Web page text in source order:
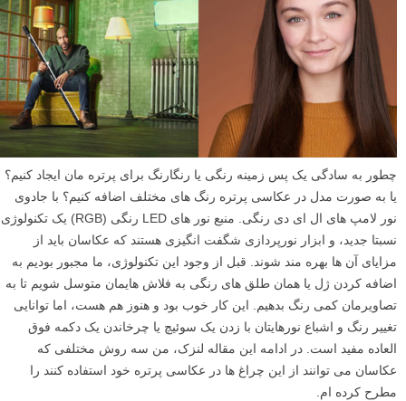
چطور به سادگی یک پس زمینه رنگی یا رنگارنگ برای پرتره مان ایجاد کنیم؟
یا به صورت مدل در عکاسی پرتره رنگ های مختلف اضافه کنیم؟ با جادوی
نور لامپ های ال ای دی رنگی. منبع نور های LED رنگی (RGB) یک تکنولوژی
نسبتا جدید، و ابزار نورپردازی شگفت انگیزی هستند که عکاسان باید از
مزایای آن ها بهره مند شوند. قبل از وجود این تکنولوژی، ما مجبور بودیم به
اضافه کردن ژل یا همان طلق های رنگی به فلاش هایمان متوسل شویم تا به
تصاویرمان کمی رنگ بدهیم. این کار خوب بود و هنوز هم هست، اما توانایی
تغییر رنگ و اشباع نورهایتان با زدن یک سوئیچ یا چرخاندن یک دکمه فوق
العاده مفید است. در ادامه این مقاله لنزک، من سه روش مختلفی که
عکاسان می توانند از این چراغ ها در عکاسی پرتره خود استفاده کنند را
مطرح کرده ام.